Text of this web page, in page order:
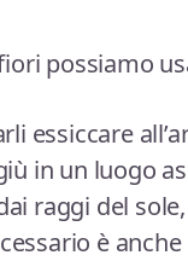
possiamo
essiccare
in un luogo
raggi del
è